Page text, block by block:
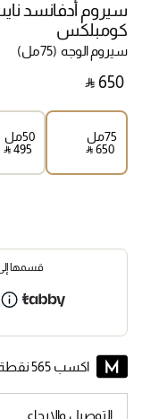
سيروم أدفانسد
كومبلكس
سيروم الوجه (75مل)
‎ ⃁ ⁦650⁩ ‎
75مل
‎ ⃁ ⁦650⁩ ‎
50مل
‎ ⃁ ⁦495⁩ ‎
قسمها إلى 4 دفعات متساوية
اكسب 565 نقطة من ميوز على طلبك -
التوصيل والإرجاع